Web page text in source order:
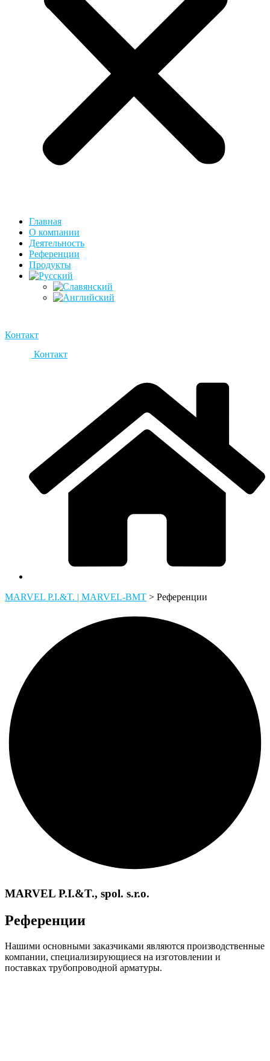
Главная
О компании
Деятельность
Референции
Продукты
Контакт
Контакт
MARVEL P.I.&T. | MARVEL-BMT > Референции
MARVEL P.I.&T., spol. s.r.o.
Референции
Нашими основными заказчиками являются производственные
компании, специализирующиеся на изготовлении и
поставках трубопроводной арматуры.